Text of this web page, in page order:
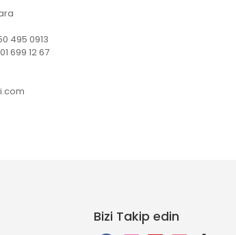
495 0913
699 12 67
Bizi Takip edin